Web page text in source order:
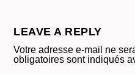
LEAVE A REPLY
Votre adresse e-mail ne
obligatoires sont indiqués